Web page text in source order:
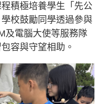
積極培養學生「先公
校鼓勵同學透過參與
及電腦大使等服務隊
容與守望相助。